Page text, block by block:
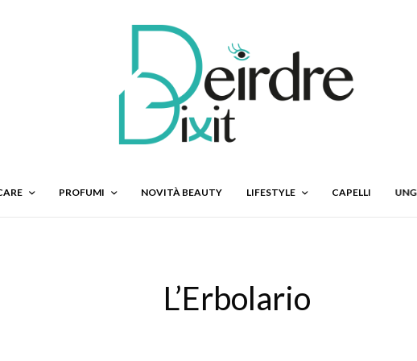
PROFUMI NOVITÀ BEAUTY LIFESTYLE CAPELLI
L’Erbolario